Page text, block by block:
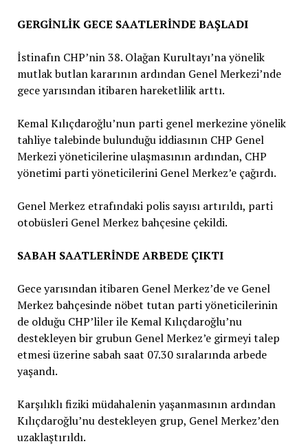
GERGİNLİK GECE SAATLERİNDE BAŞLADI
İstinafın CHP’nin 38. Olağan Kurultayı’na yönelik
mutlak butlan kararının ardından Genel Merkezi’nde
gece yarısından itibaren hareketlilik arttı.
Kemal Kılıçdaroğlu’nun parti genel merkezine yönelik
tahliye talebinde bulunduğu iddiasının CHP Genel
Merkezi yöneticilerine ulaşmasının ardından, CHP
yönetimi parti yöneticilerini Genel Merkez’e çağırdı.
Genel Merkez etrafındaki polis sayısı artırıldı, parti
otobüsleri Genel Merkez bahçesine çekildi.
SABAH SAATLERİNDE ARBEDE ÇIKTI
Gece yarısından itibaren Genel Merkez’de ve Genel
Merkez bahçesinde nöbet tutan parti yöneticilerinin
de olduğu CHP’liler ile Kemal Kılıçdaroğlu’nu
destekleyen bir grubun Genel Merkez’e girmeyi talep
etmesi üzerine sabah saat 07.30 sıralarında arbede
yaşandı.
Karşılıklı fiziki müdahalenin yaşanmasının ardından
Kılıçdaroğlu’nu destekleyen grup, Genel Merkez’den
uzaklaştırıldı.